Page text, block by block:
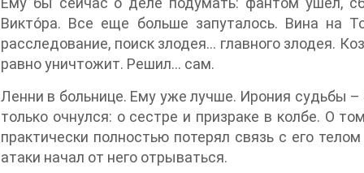
Викто́ра. Все еще больше запуталось. Вина на
расследование, поиск злодея… главного злодея.
равно уничтожит. Решил… сам.
Ленни в больнице. Ему уже лучше. Ирония судьбы
только очнулся: о сестре и призраке в колбе. О
практически полностью потерял связь с его
атаки начал от него отрываться.